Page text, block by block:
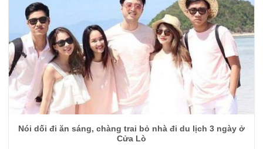
Nói dối đi ăn sáng, chàng trai bỏ nhà đi du lịch 3 ngày ở
Cửa Lò